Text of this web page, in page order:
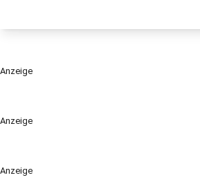
Anzeige
Anzeige
Anzeige